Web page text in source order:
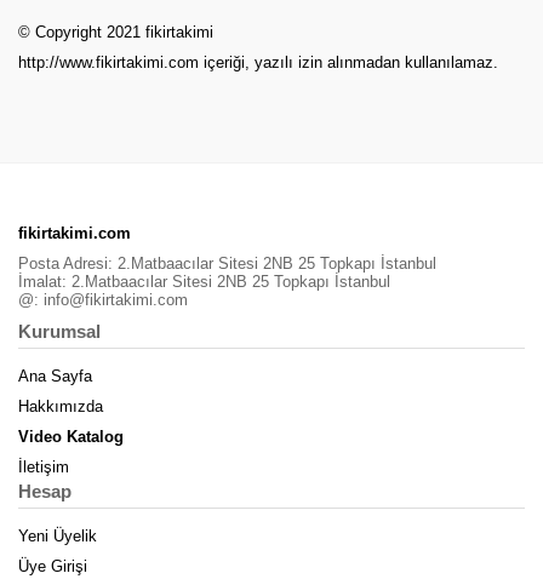
© Copyright 2021 fikirtakimi
http://www.fikirtakimi.com içeriği, yazılı izin alınmadan kullanılamaz.
fikirtakimi.com
Posta Adresi: 2.Matbaacılar Sitesi 2NB 25 Topkapı İstanbul
İmalat: 2.Matbaacılar Sitesi 2NB 25 Topkapı İstanbul
@: info@fikirtakimi.com
Kurumsal
Ana Sayfa
Hakkımızda
Video Katalog
İletişim
Hesap
Yeni Üyelik
Üye Girişi